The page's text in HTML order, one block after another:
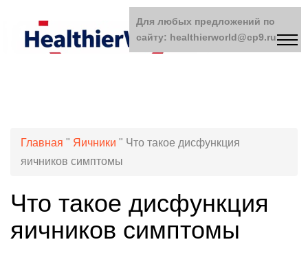
Главная " Яичники " Что такое дисфункция
яичников симптомы
Что такое дисфункция
яичников симптомы
Для любых предложений по
сайту: healthierworld@cp9.ru